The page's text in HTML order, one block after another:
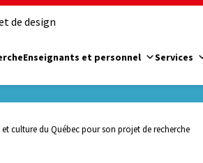
de design
Enseignants et personnel Services
culture du Québec pour son projet de recherche